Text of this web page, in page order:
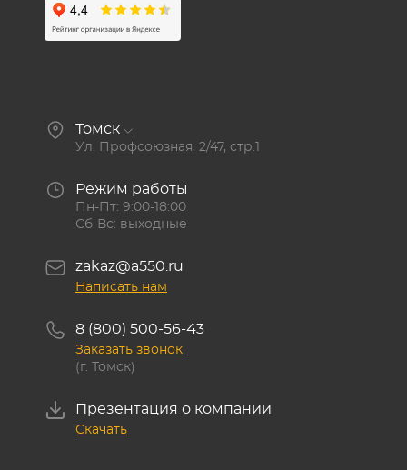
Томск
Ул. Профсоюзная, 2/47, стр.1
Режим работы
Пн-Пт: 9:00-18:00
Сб-Вс: выходные
zakaz@a550.ru
Написать нам
8 (800) 500-56-43
Заказать звонок
(г. Томск)
Презентация о компании
Скачать